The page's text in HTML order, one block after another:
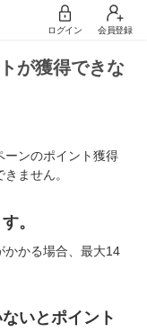
ログイン 会員登録
が獲得できな
ーンのポイント獲得
ません。
。
かかる場合、最大14
いとポイント